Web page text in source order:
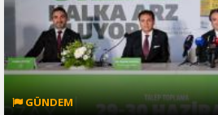
GÜNDEM